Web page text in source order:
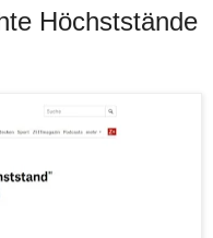
Höchststände